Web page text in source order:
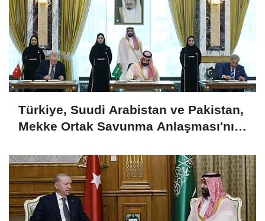
Türkiye, Suudi Arabistan ve Pakistan,
Mekke Ortak Savunma Anlaşması'nı